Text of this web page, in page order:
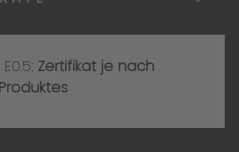
Zertifikat je nach